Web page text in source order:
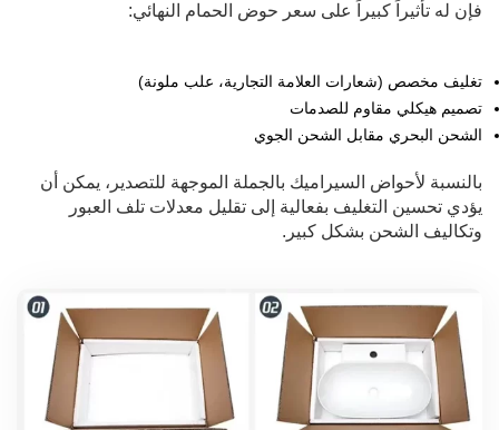
فإن له تأثيراً كبيراً على سعر حوض الحمام النهائي:
تغليف مخصص (شعارات العلامة التجارية، علب ملونة)
تصميم هيكلي مقاوم للصدمات
الشحن البحري مقابل الشحن الجوي
بالنسبة لأحواض السيراميك بالجملة الموجهة للتصدير، يمكن أن
يؤدي تحسين التغليف بفعالية إلى تقليل معدلات تلف العبور
وتكاليف الشحن بشكل كبير.